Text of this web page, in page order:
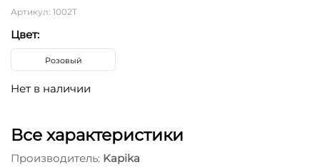
Артикул: 1002Т
Цвет:
Розовый
Нет в наличии
Все характеристики
Производитель: Kapika